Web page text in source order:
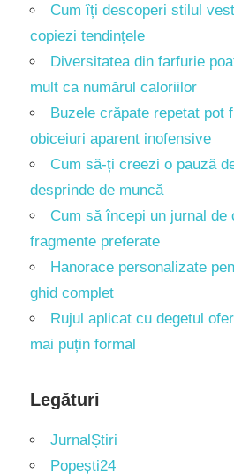
Cum îți descoperi stilul
copiezi tendințele
Diversitatea din farfurie
mult ca numărul caloriilor
Buzele crăpate repetat pot
obiceiuri aparent inofensive
Cum să-ți creezi o pauză
desprinde de muncă
Cum să începi un jurnal de
fragmente preferate
Hanorace personalizate
ghid complet
Rujul aplicat cu degetul
mai puțin formal
Legături
JurnalȘtiri
Popești24